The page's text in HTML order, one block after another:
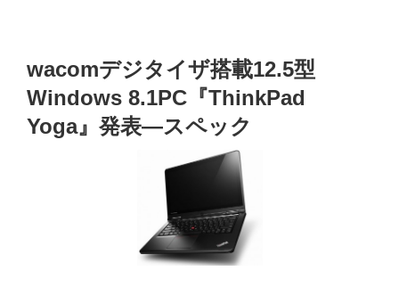
wacomデジタイザ搭載12.5型
Windows 8.1PC『ThinkPad
Yoga』発表―スペック